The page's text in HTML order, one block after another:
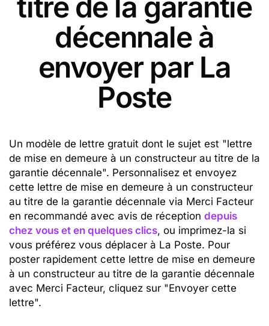
décennale à
envoyer par La
Poste
Un modèle de lettre gratuit dont le sujet est "lettre
de mise en demeure à un constructeur au titre de la
garantie décennale". Personnalisez et envoyez
cette lettre de mise en demeure à un constructeur
au titre de la garantie décennale via Merci Facteur
en recommandé avec avis de réception depuis
chez vous et en quelques clics, ou imprimez-la si
vous préférez vous déplacer à La Poste. Pour
poster rapidement cette lettre de mise en demeure
à un constructeur au titre de la garantie décennale
avec Merci Facteur, cliquez sur "Envoyer cette
lettre".